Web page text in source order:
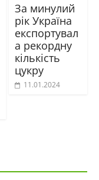
За минулий
рік Україна
експортувал
а рекордну
кількість
цукру
11.01.2024